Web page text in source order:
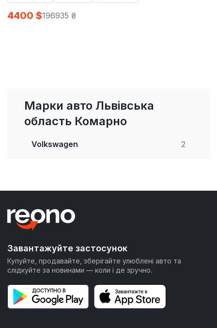
4400 $196935 ₴
Марки авто Львівська
область Комарно
Volkswagen 2
Завантажуйте застосунок
Купуйте, продавайте, зберігайте улюблені авто та
слідкуйте за новинами — коли і де зручно.